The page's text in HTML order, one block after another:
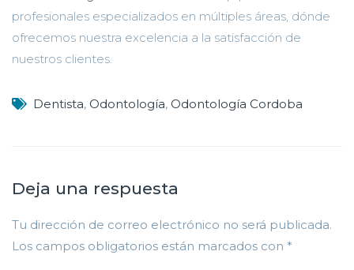
profesionales especializados en múltiples áreas, dónde
ofrecemos nuestra excelencia a la satisfacción de
nuestros clientes.
Dentista, Odontología, Odontología Cordoba
Deja una respuesta
Tu dirección de correo electrónico no será publicada.
Los campos obligatorios están marcados con *